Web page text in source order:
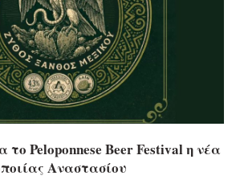
το Peloponnese Beer Festival η νέα
Αναστασίου